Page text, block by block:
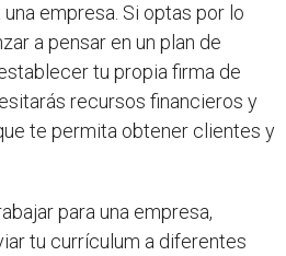
empresa. Si optas por lo
a pensar en un plan de
tu propia firma de
recursos financieros y
te permita obtener clientes y
para una empresa,
tu currículum a diferentes